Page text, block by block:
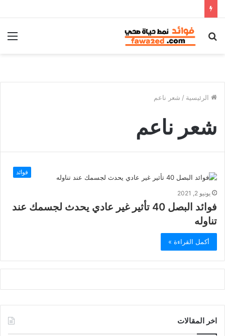
بحث
الرئيسية / شعر ناعم
شعر ناعم
فوائد
يونيو 2, 2021
فوائد البصل 40 تأثير غير عادي يحدث لجسمك عند
تناوله
أكمل القراءة »
اخر المقالات